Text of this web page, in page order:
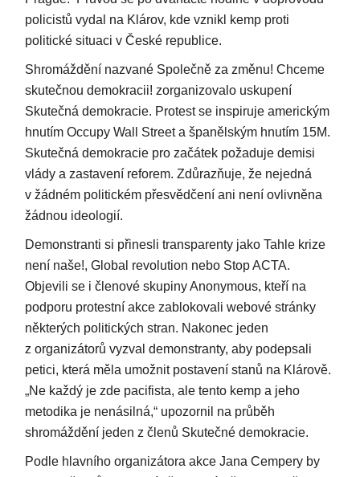
policistů vydal na Klárov, kde vznikl kemp proti
politické situaci v České republice.
Shromáždění nazvané Společně za změnu! Chceme
skutečnou demokracii! zorganizovalo uskupení
Skutečná demokracie. Protest se inspiruje americkým
hnutím Occupy Wall Street a španělským hnutím 15M.
Skutečná demokracie pro začátek požaduje demisi
vlády a zastavení reforem. Zdůrazňuje, že nejedná
v žádném politickém přesvědčení ani není ovlivněna
žádnou ideologií.
Demonstranti si přinesli transparenty jako Tahle krize
není naše!, Global revolution nebo Stop ACTA.
Objevili se i členové skupiny Anonymous, kteří na
podporu protestní akce zablokovali webové stránky
některých politických stran. Nakonec jeden
z organizátorů vyzval demonstranty, aby podepsali
petici, která měla umožnit postavení stanů na Klárově.
„Ne každý je zde pacifista, ale tento kemp a jeho
metodika je nenásilná,“ upozornil na průběh
shromáždění jeden z členů Skutečné demokracie.
Podle hlavního organizátora akce Jana Cempery by